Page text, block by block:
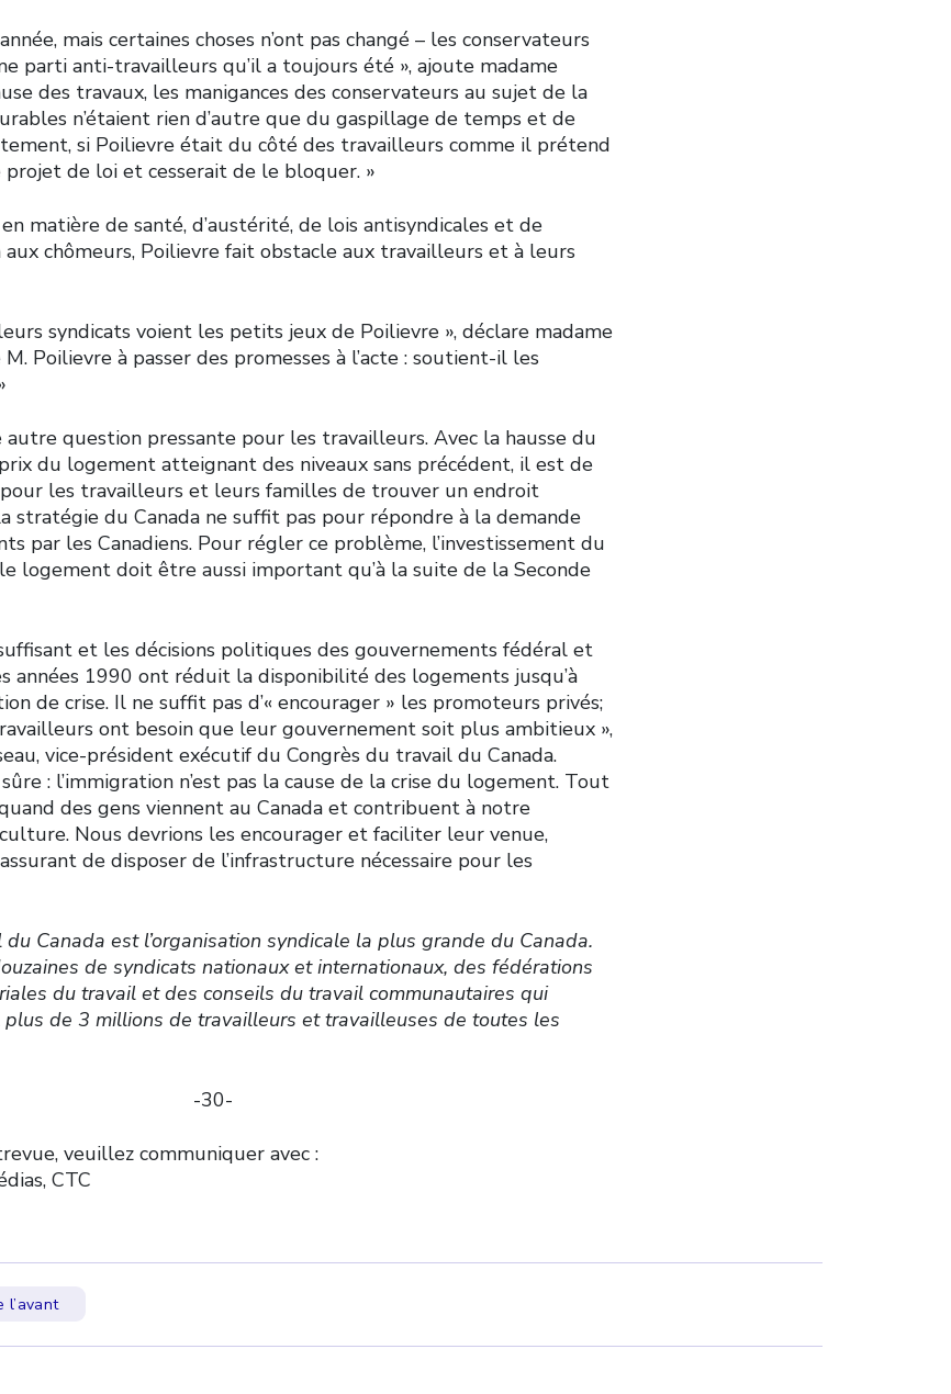
mais certaines choses n’ont pas changé – les conservateurs
parti anti-travailleurs qu’il a toujours été », ajoute madame
des travaux, les manigances des conservateurs au sujet de la
n’étaient rien d’autre que du gaspillage de temps et de
si Poilievre était du côté des travailleurs comme il prétend
projet de loi et cesserait de le bloquer. »
matière de santé, d’austérité, de lois antisyndicales et de
chômeurs, Poilievre fait obstacle aux travailleurs et à leurs
syndicats voient les petits jeux de Poilievre », déclare madame
M. Poilievre à passer des promesses à l’acte : soutient-il les
question pressante pour les travailleurs. Avec la hausse du
du logement atteignant des niveaux sans précédent, il est de
les travailleurs et leurs familles de trouver un endroit
stratégie du Canada ne suffit pas pour répondre à la demande
par les Canadiens. Pour régler ce problème, l’investissement du
logement doit être aussi important qu’à la suite de la Seconde
et les décisions politiques des gouvernements fédéral et
années 1990 ont réduit la disponibilité des logements jusqu’à
de crise. Il ne suffit pas d’« encourager » les promoteurs privés;
ont besoin que leur gouvernement soit plus ambitieux »,
vice-président exécutif du Congrès du travail du Canada.
: l’immigration n’est pas la cause de la crise du logement. Tout
des gens viennent au Canada et contribuent à notre
Nous devrions les encourager et faciliter leur venue,
de disposer de l’infrastructure nécessaire pour les
Canada est l’organisation syndicale la plus grande du Canada.
de syndicats nationaux et internationaux, des fédérations
du travail et des conseils du travail communautaires qui
de 3 millions de travailleurs et travailleuses de toutes les
-30-
veuillez communiquer avec :
CTC
l’avant